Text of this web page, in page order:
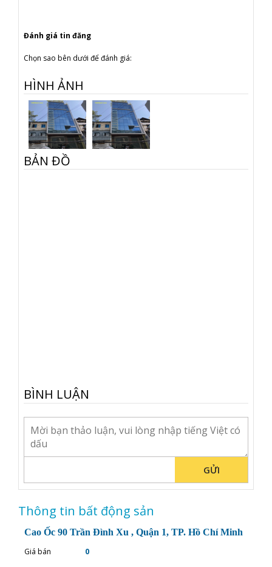
Đánh giá tin đăng
Chọn sao bên dưới để đánh giá:
HÌNH ẢNH
BẢN ĐỒ
BÌNH LUẬN
GỬI
Thông tin bất động sản
Cao Ốc 90 Trần Đình Xu , Quận 1, TP. Hồ Chí Minh
Giá bán
0